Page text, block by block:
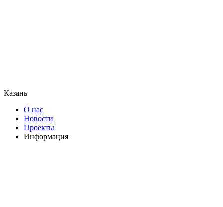
Казань
О нас
Новости
Проекты
Информация